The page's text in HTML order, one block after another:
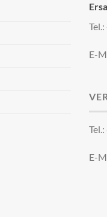
Tel.:
E-
Tel.:
E-